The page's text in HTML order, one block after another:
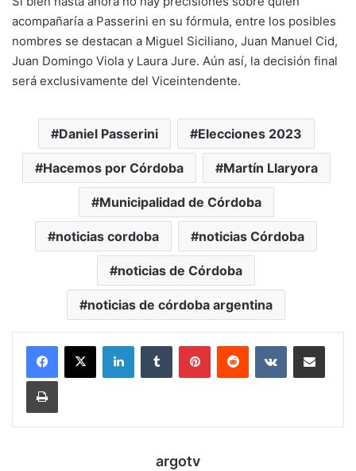
acompañaría a Passerini en su fórmula, entre los posibles
nombres se destacan a Miguel Siciliano, Juan Manuel Cid,
Juan Domingo Viola y Laura Jure. Aún así, la decisión final
será exclusivamente del Viceintendente.
Daniel Passerini Elecciones 2023
Hacemos por Córdoba Martín Llaryora
Municipalidad de Córdoba
noticias cordoba noticias Córdoba
noticias de Córdoba
noticias de córdoba argentina
LinkedInTumblr PinterestReddit VKontakteCompartir por mail
Imprimir
argotv